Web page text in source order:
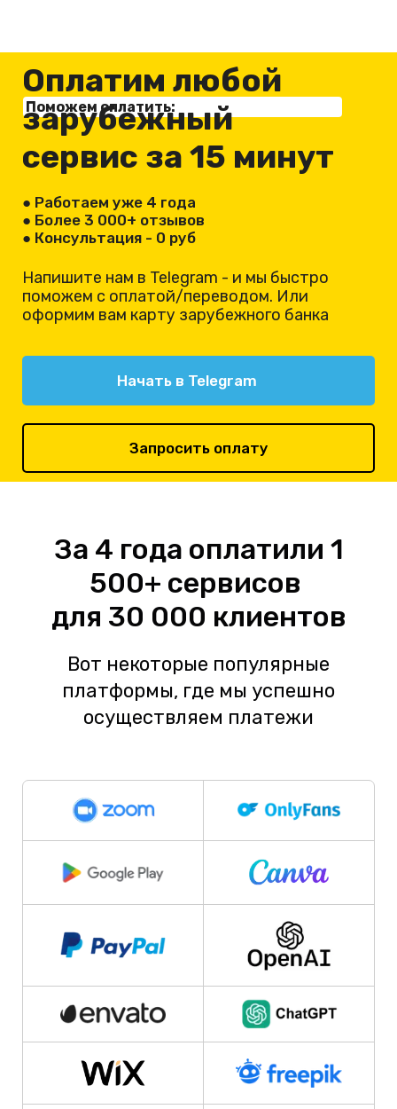
Оплатим любой
зарубежный
сервис за 15 минут
● Работаем уже 4 года
● Более 3 000+ отзывов
● Консультация - 0 руб
Напишите нам в Telegram - и мы быстро
поможем с оплатой/переводом. Или
оформим вам карту зарубежного банка
Начать в Telegram
Запросить оплату
Поможем оплатить:
За 4 года оплатили 1
500+ сервисов
для 30 000 клиентов
Вот некоторые популярные
платформы, где мы успешно
осуществляем платежи